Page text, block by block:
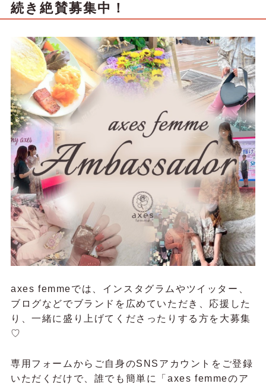
続き絶賛募集中！
axes femmeでは、インスタグラムやツイッター、
ブログなどでブランドを広めていただき、応援した
り、一緒に盛り上げてくださったりする方を大募集
♡
専用フォームからご自身のSNSアカウントをご登録
いただくだけで、誰でも簡単に「axes femmeのア